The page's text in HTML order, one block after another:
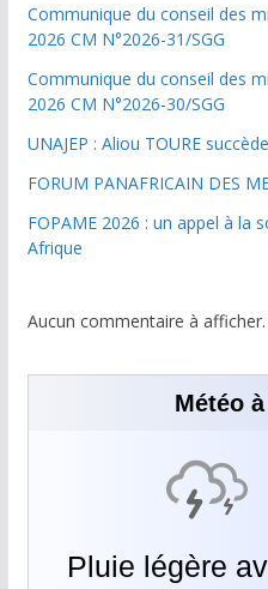
Communique du conseil des
2026 CM N°2026-31/SGG
Communique du conseil des
2026 CM N°2026-30/SGG
UNAJEP : Aliou TOURE
FORUM PANAFRICAIN DES
FOPAME 2026 : un appel à la
Afrique
Aucun commentaire à afficher.
Météo
Pluie légère